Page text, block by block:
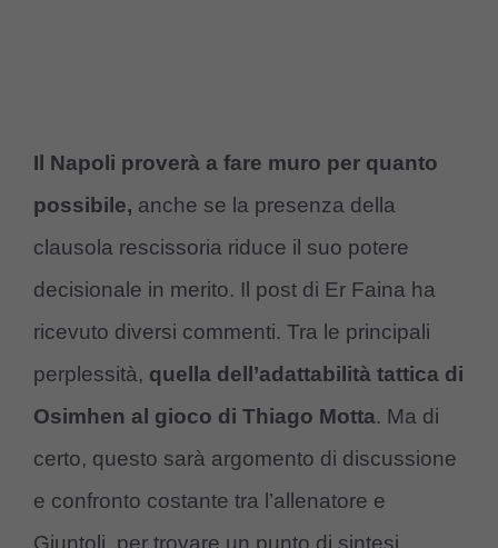
Il Napoli proverà a fare muro per quanto
possibile, anche se la presenza della
clausola rescissoria riduce il suo potere
decisionale in merito. Il post di Er Faina ha
ricevuto diversi commenti. Tra le principali
perplessità, quella dell’adattabilità tattica di
Osimhen al gioco di Thiago Motta. Ma di
certo, questo sarà argomento di discussione
e confronto costante tra l’allenatore e
Giuntoli, per trovare un punto di sintesi.